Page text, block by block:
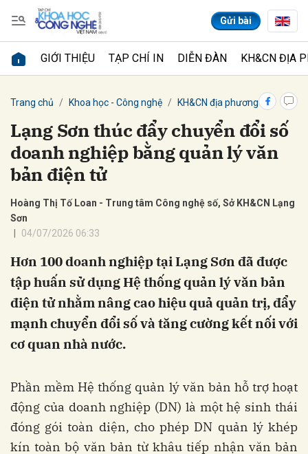
Gửi bài
GIỚI THIỆU TẠP CHÍ IN DIỄN ĐÀN KH&CN ĐỊA
Trang chủ Khoa học - Công nghệ KH&CN địa phương
Lạng Sơn thúc đẩy chuyển đổi số
doanh nghiệp bằng quản lý văn
bản điện tử
Hoàng Thị Tố Loan - Trung tâm Công nghệ số, Sở KH&CN Lạng
Sơn
04/07/2026 06:33
Hơn 100 doanh nghiệp tại Lạng Sơn đã được
tập huấn sử dụng Hệ thống quản lý văn bản
điện tử nhằm nâng cao hiệu quả quản trị, đẩy
mạnh chuyển đổi số và tăng cường kết nối với
cơ quan nhà nước.
Phần mềm Hệ thống quản lý văn bản hỗ trợ hoạt
động của doanh nghiệp (DN) là một hệ sinh thái
đóng gói toàn diện, cho phép DN quản lý khép
kín toàn bộ văn bản từ khâu tiếp nhận văn bản
Gửi bình luận